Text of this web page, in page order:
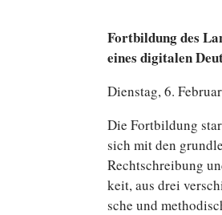
Fort­bil­dung des
eines di­gi­ta­len
Diens­tag, 6.
Die Fort­bil­dung
sich mit den
Recht­schrei­bung
keit, aus drei
sche und